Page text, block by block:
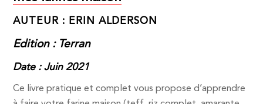
AUTEUR : ERIN ALDERSON
Edition : Terran
Date : Juin 2021
Ce livre pratique et complet vous propose d’apprendre